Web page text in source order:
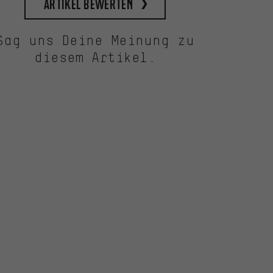
Artikel bewerten
uns Deine Meinung zu
diesem Artikel.